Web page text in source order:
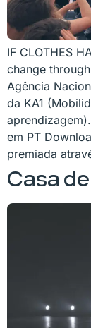
IF CLOTHES
change
Agência
da KA1
em PT
premiada
Casa